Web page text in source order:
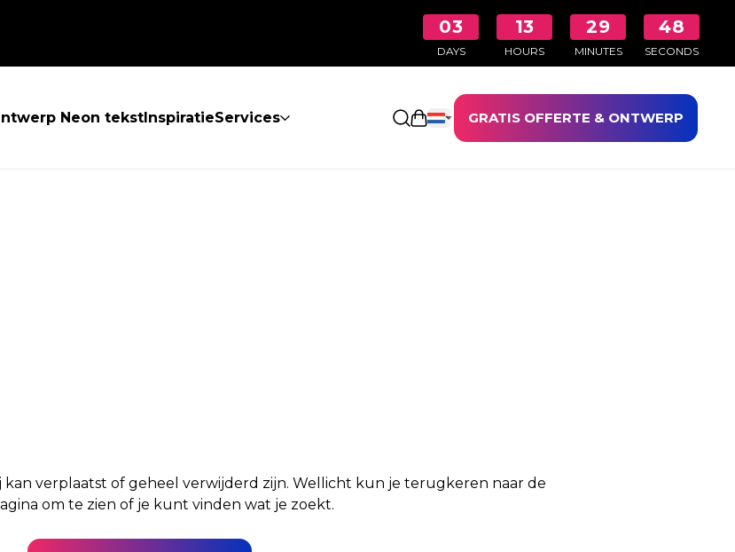
03
DAYS
13
HOURS
29
MINUTES
48
SECONDS
Neon tekstInspiratieServices Winkelwagen openen
GRATIS OFFERTE & ONTWERP
kan verplaatst of geheel verwijderd zijn. Wellicht kun je terugkeren naar de
om te zien of je kunt vinden wat je zoekt.